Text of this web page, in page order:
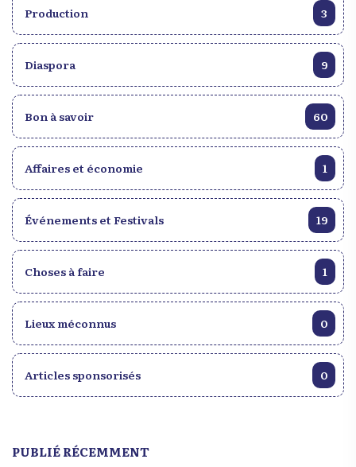
Production 3
Diaspora 9
Bon à savoir 60
Affaires et économie 1
Événements et Festivals 19
Choses à faire 1
Lieux méconnus 0
Articles sponsorisés 0
PUBLIÉ RÉCEMMENT